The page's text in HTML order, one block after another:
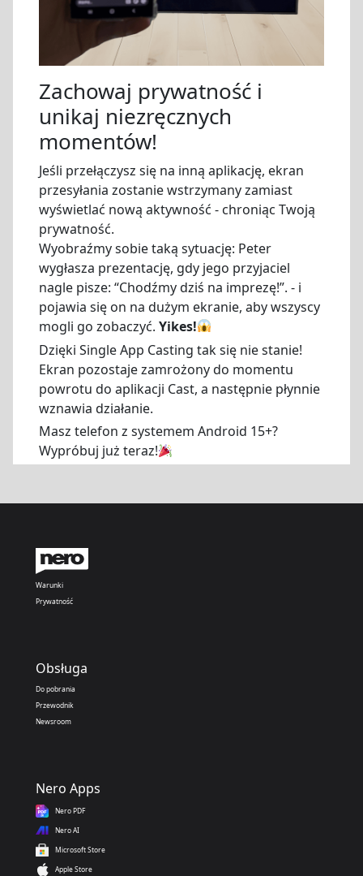
Zachowaj prywatność i
unikaj niezręcznych
momentów!
Jeśli przełączysz się na inną aplikację, ekran
przesyłania zostanie wstrzymany zamiast
wyświetlać nową aktywność - chroniąc Twoją
prywatność.
Wyobraźmy sobie taką sytuację: Peter
wygłasza prezentację, gdy jego przyjaciel
nagle pisze: “Chodźmy dziś na imprezę!”. - i
pojawia się on na dużym ekranie, aby wszyscy
mogli go zobaczyć. Yikes!
Dzięki Single App Casting tak się nie stanie!
Ekran pozostaje zamrożony do momentu
powrotu do aplikacji Cast, a następnie płynnie
wznawia działanie.
Masz telefon z systemem Android 15+?
Wypróbuj już teraz!
Warunki
Prywatność
Obsługa
Do pobrania
Przewodnik
Newsroom
Nero Apps
Nero PDF
Nero AI
Microsoft Store
Apple Store